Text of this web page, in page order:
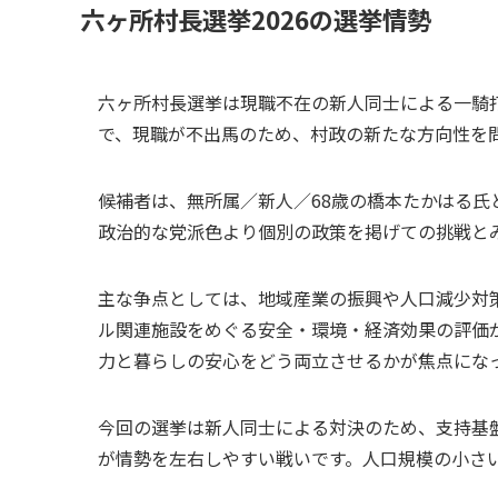
六ヶ所村長選挙2026の選挙情勢
六ヶ所村長選挙は現職不在の新人同士による一
で、現職が不出馬のため、村政の新たな方向性を
候補者は、無所属／新人／68歳の橋本たかはる
政治的な党派色より個別の政策を掲げての挑戦と
主な争点としては、地域産業の振興や人口減少
ル関連施設をめぐる安全・環境・経済効果の評
力と暮らしの安心をどう両立させるかが焦点にな
今回の選挙は新人同士による対決のため、支持
が情勢を左右しやすい戦いです。人口規模の小さ